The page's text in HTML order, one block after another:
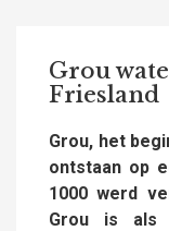
Grou
Friesland
Grou, het
ontstaan op
1000 werd
Grou is als